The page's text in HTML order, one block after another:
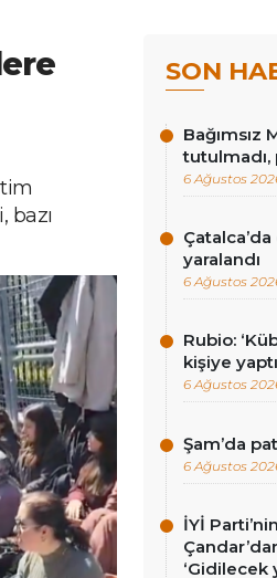
bazı
SON
Bağımsız
tutulmadı,
6 Ağustos
yaralandı
6 Ağustos
Rubio:
kişiye
6 Ağustos
Şam’da
6 Ağustos
İYİ
‘Gidilecek